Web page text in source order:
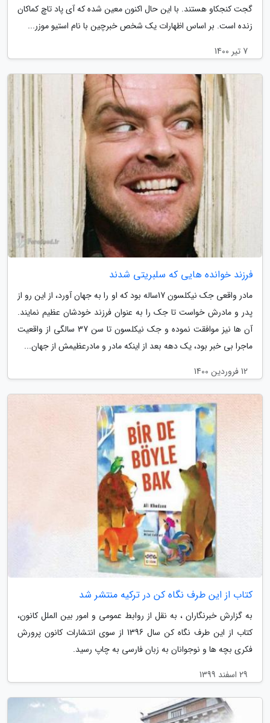
گجت کنجکاو هستند. با این حال اکنون معین شده که آی پاد تاچ کماکان
زنده است. بر اساس اظهارات یک شخص خبرچین با نام استیو موزر...
7 تیر 1400
فرزند خوانده هایی که سلبریتی شدند
مادر واقعی جک نیکلسون 17ساله بود که او را به جهان آورد، از این رو از
پدر و مادرش خواست تا جک را به عنوان فرزند خودشان عظیم نمایند.
آن ها نیز موافقت نموده و جک نیکلسون تا سن 37 سالگی از واقعیت
ماجرا بی خبر بود، یک دهه بعد از اینکه مادر و مادرعظیمش از جهان...
12 فروردین 1400
کتاب از این طرف نگاه کن در ترکیه منتشر شد
به گزارش خبرنگاران ، به نقل از روابط عمومی و امور بین الملل کانون،
کتاب از این طرف نگاه کن سال 1396 از سوی انتشارات کانون پرورش
فکری بچه ها و نوجوانان به زبان فارسی به چاپ رسید.
29 اسفند 1399